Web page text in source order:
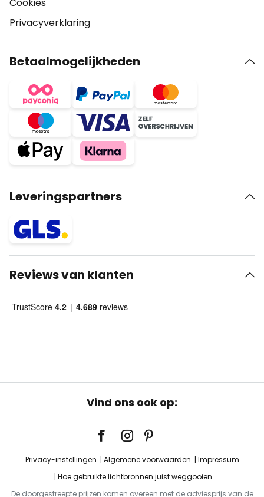
Privacyverklaring
Betaalmogelijkheden
Leveringspartners
Reviews van klanten
Vind ons ook op:
Privacy-instellingen Algemene voorwaarden
Impressum
Hoe gebruikte lichtbronnen juist weggooien
De doorgestreepte prijzen komen overeen met de adviesprijs van de